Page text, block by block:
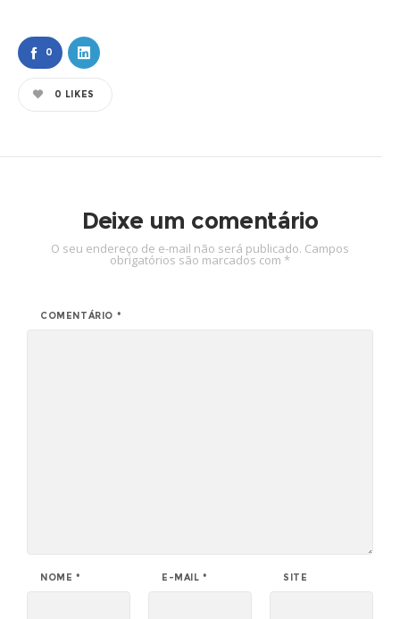
0
0 LIKES
Deixe um comentário
O seu endereço de e-mail não será publicado. Campos
obrigatórios são marcados com *
COMENTÁRIO *
NOME * E-MAIL* SITE